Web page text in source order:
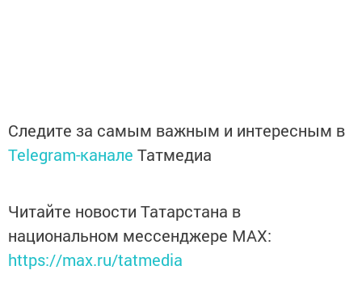
Следите за самым важным и интересным в
Telegram-канале Татмедиа
Читайте новости Татарстана в
национальном мессенджере MАХ:
https://max.ru/tatmedia